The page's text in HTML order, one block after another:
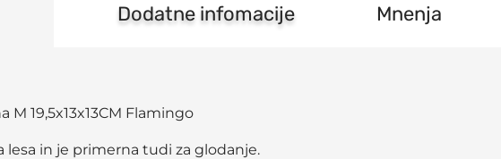
Dodatne infomacije Mnenja
M 19,5x13x13CM Flamingo
lesa in je primerna tudi za glodanje.